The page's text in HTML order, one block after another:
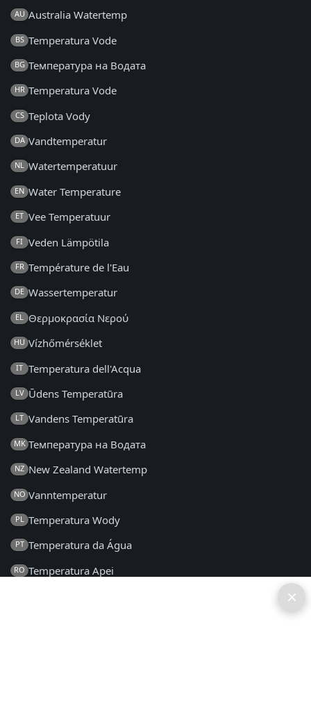
AU Australia Watertemp
BS Temperatura Vode
BG Температура на Водата
HR Temperatura Vode
CS Teplota Vody
DA Vandtemperatur
NL Watertemperatuur
EN Water Temperature
ET Vee Temperatuur
FI Veden Lämpötila
FR Température de l'Eau
DE Wassertemperatur
EL Θερμοκρασία Νερού
HU Vízhőmérséklet
IT Temperatura dell'Acqua
LV Ūdens Temperatūra
LT Vandens Temperatūra
MK Температура на Водата
NZ New Zealand Watertemp
NO Vanntemperatur
PL Temperatura Wody
PT Temperatura da Água
RO Temperatura Apei
×